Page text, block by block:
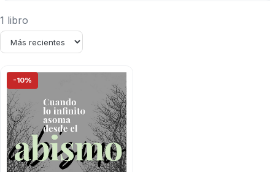
1 libro
-10%